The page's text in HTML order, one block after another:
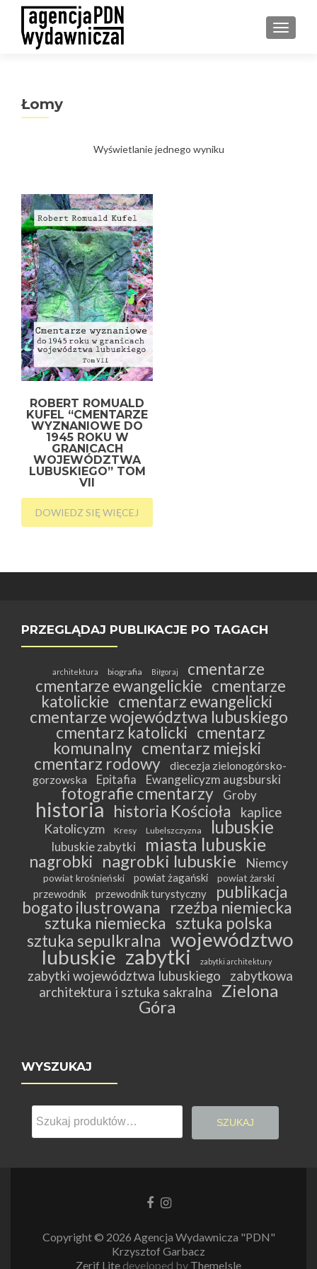
Łomy
Wyświetlanie jednego wyniku
ROBERT ROMUALD
KUFEL “CMENTARZE
WYZNANIOWE DO
1945 ROKU W
GRANICACH
WOJEWÓDZTWA
LUBUSKIEGO” TOM
VII
DOWIEDZ SIĘ WIĘCEJ
PRZEGLĄDAJ PUBLIKACJE PO TAGACH
architektura biografia Biłgoraj
cmentarze
cmentarze ewangelickie cmentarze
katolickie cmentarz ewangelicki
cmentarze województwa lubuskiego
cmentarz katolicki cmentarz
komunalny cmentarz miejski
cmentarz rodowy
diecezja zielonogórsko-
gorzowska
Epitafia Ewangelicyzm augsburski
fotografie cmentarzy Groby
historia historia Kościoła kaplice
Katolicyzm Kresy Lubelszczyzna lubuskie
lubuskie zabytki miasta lubuskie
nagrobki nagrobki lubuskie Niemcy
powiat krośnieński powiat żagański powiat żarski
przewodnik przewodnik turystyczny
publikacja
bogato ilustrowana
rzeźba niemiecka
sztuka niemiecka sztuka polska
sztuka sepulkralna województwo
lubuskie zabytki zabytki architektury
zabytki województwa lubuskiego
zabytkowa
architektura i sztuka sakralna
Zielona
Góra
WYSZUKAJ
Szukaj:
SZUKAJ
LinkLink
Copyright © 2026 Agencja Wydawnicza "PDN"
Krzysztof Garbacz
Zerif Lite developed by ThemeIsle